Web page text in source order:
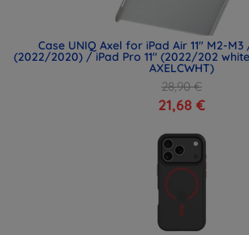
Case UNIQ Axel for iPad Air 11" M2-M3
(2022/2020) / iPad Pro 11" (2022/202 white
AXELCWHT)
28,90 €
21,68 €